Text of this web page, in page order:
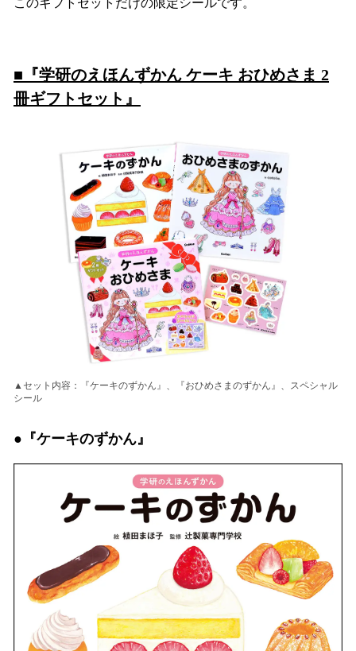
このギフトセットだけの限定シールです。
■ 『学研のえほんずかん ケーキ おひめさま 2
冊ギフトセット』
▲セット内容：『ケーキのずかん』、『おひめさまのずかん』、スペシャル
シール
●『ケーキのずかん』